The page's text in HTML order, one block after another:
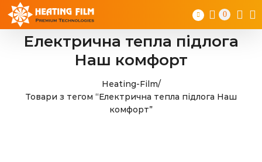
Skip
content
0
Електрична тепла підлога
Наш комфорт
Heating-Film/
Товари з тегом “Електрична тепла підлога Наш
комфорт”